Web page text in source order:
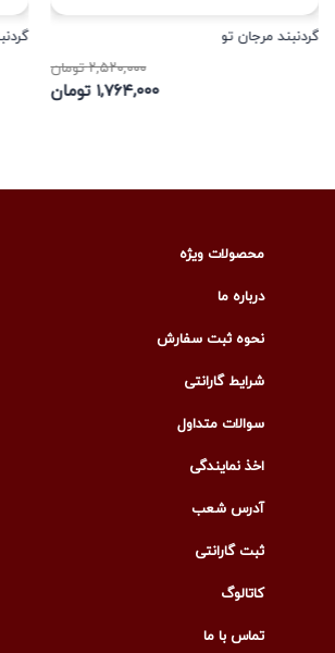
گردنبند مرجان تو
۲,۵۲۰,۰۰۰ تومان
۱,۷۶۴,۰۰۰ تومان
محصولات ویژه
درباره ما
نحوه ثبت سفارش
شرایط گارانتی
سوالات متداول
اخذ نمایندگی
آدرس شعب
ثبت گارانتی
کاتالوگ
تماس با ما